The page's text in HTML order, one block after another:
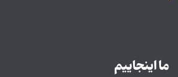
ما اینجاییم